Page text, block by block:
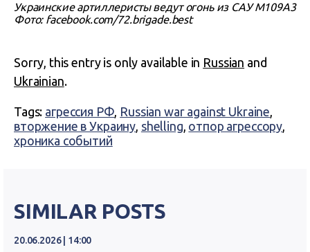
Украинские артиллеристы ведут огонь из САУ М109А3
Фото: facebook.com/72.brigade.best
Sorry, this entry is only available in Russian and
Ukrainian.
Tags: агрессия РФ, Russian war against Ukraine,
вторжение в Украину, shelling, отпор агрессору,
хроника событий
SIMILAR POSTS
20.06.2026 | 14:00